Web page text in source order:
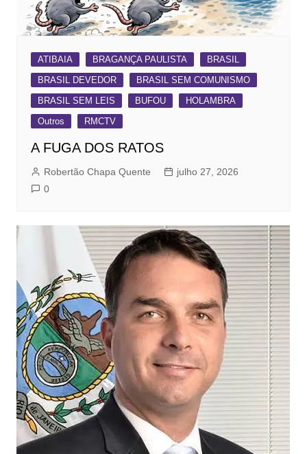
ATIBAIA BRAGANÇA PAULISTA
BRASIL
BRASIL DEVEDOR
BRASIL SEM COMUNISMO
BRASIL SEM LEIS
BUFOU
HOLAMBRA
Outros
RMCTV
A FUGA DOS RATOS
Robertão Chapa Quente
julho 27, 2026
0